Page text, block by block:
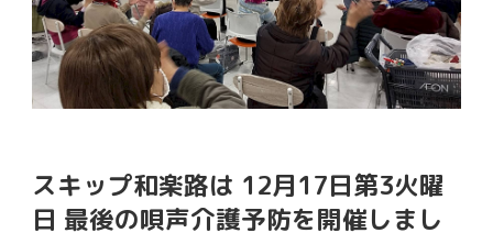
スキップ和楽路は 12月17日第3火曜
日 最後の唄声介護予防を開催しまし